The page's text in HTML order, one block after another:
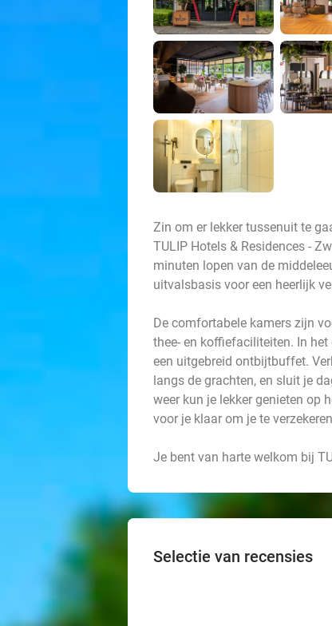
Zin om er lekker tussenuit te
TULIP Hotels & Residences -
minuten lopen van de
uitvalsbasis voor een heerlijk
De comfortabele kamers zijn
thee- en koffiefaciliteiten. In
een uitgebreid ontbijtbuffet.
langs de grachten, en sluit je
weer kun je lekker genieten op
voor je klaar om je te
Je bent van harte welkom bij
Selectie van recensies